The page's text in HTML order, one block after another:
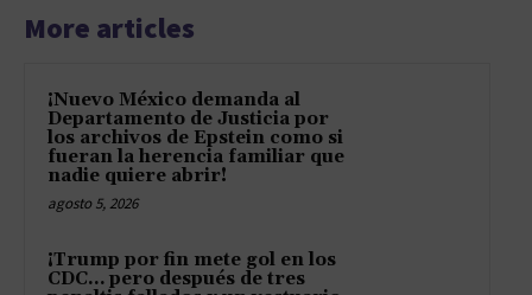
More articles
¡Nuevo México demanda al
Departamento de Justicia por
los archivos de Epstein como si
fueran la herencia familiar que
nadie quiere abrir!
agosto 5, 2026
¡Trump por fin mete gol en los
CDC… pero después de tres